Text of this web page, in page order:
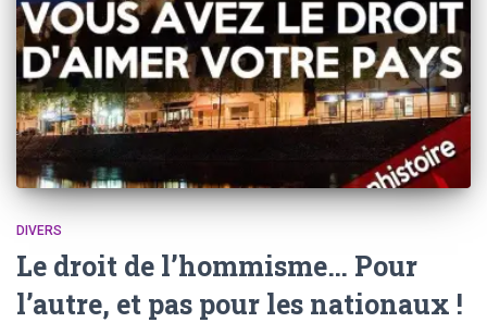
DIVERS
Le droit de l’hommisme… Pour
l’autre, et pas pour les nationaux !